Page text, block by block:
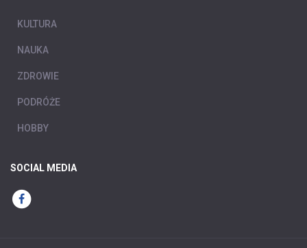
KULTURA
NAUKA
ZDROWIE
PODRÓŻE
HOBBY
SOCIAL MEDIA